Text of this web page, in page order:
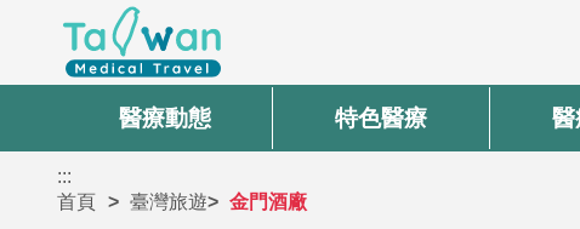
醫療動態 特色醫療 醫
:::
首頁
臺灣旅遊 金門酒廠